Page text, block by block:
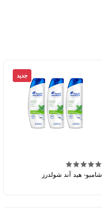
جديد
شامبو- هيد آند شولدرز